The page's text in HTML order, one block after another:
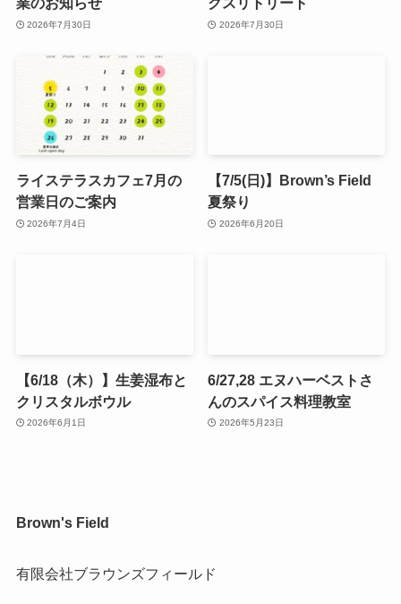
2026年7月30日 2026年7月30日
ライステラスカフェ7月の
営業日のご案内
2026年7月4日
【7/5(日)】Brown’s Field
夏祭り
2026年6月20日
【6/18（木）】生姜湿布と
クリスタルボウル
2026年6月1日
6/27,28 エヌハーベストさ
んのスパイス料理教室
2026年5月23日
Brown's Field
有限会社ブラウンズフィールド